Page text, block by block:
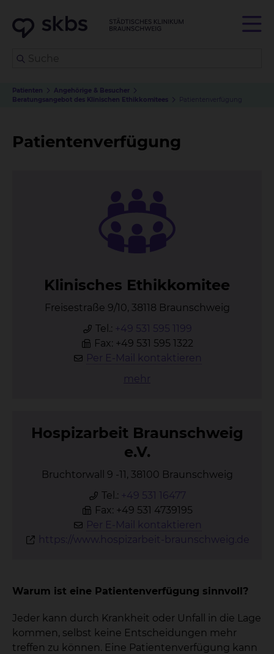
Patienten
Angehörige & Besucher
Beratungsangebot des Klinischen Ethikkomitees
Patientenverfügung
Patientenverfügung
Kli­ni­sches Ethik­ko­mi­tee
Freisestraße 9/10, 38118 Braunschweig
Tel.: +49 531 595 1199
Fax: +49 531 595 1322
Per E-Mail kontaktieren
mehr
Hos­piz­ar­beit Braun­schweig
e.V.
Bruchtorwall 9 -11, 38100 Braunschweig
Tel.: +49 531 16477
Fax: +49 531 4739195
Per E-Mail kontaktieren
https://www.hospizarbeit-braunschweig.de
Warum ist eine Patientenverfügung sinnvoll?
Jeder kann durch Krankheit oder Unfall in die Lage
kommen, selbst keine Entscheidungen mehr
treffen zu können. Eine Patientenverfügung kann